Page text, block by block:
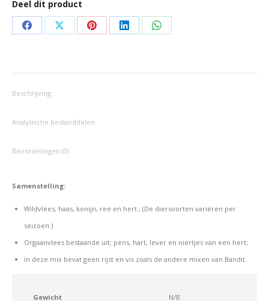
Deel dit product
Deel
Facebook
Deel
X
Deel
Pinterest
Deel
LinkedIn
Deel
WhatsApp
Beschrijving
Analytische bestanddelen
Beoordelingen (0)
Samenstelling:
Wildvlees, haas, konijn, ree en hert.; (De diersoorten variëren per
seizoen.)
Orgaanvlees bestaande uit; pens, hart, lever en niertjes van een hert;
In deze mix bevat geen rijst en vis zoals de andere mixen van Bandit.
Gewicht N/B